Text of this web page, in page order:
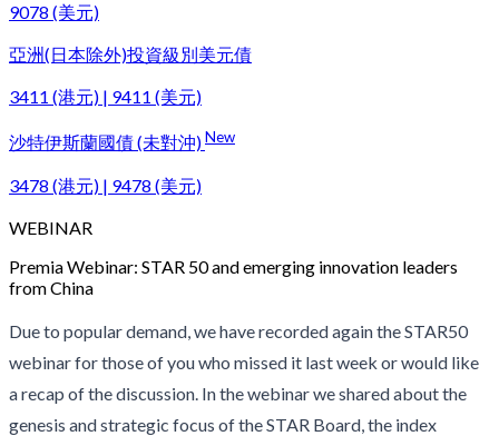
9078 (美元)
亞洲(日本除外)投資級別美元債
3411 (港元) | 9411 (美元)
沙特伊斯蘭國債 (未對沖)New
3478 (港元) | 9478 (美元)
WEBINAR
Premia Webinar: STAR 50 and emerging innovation leaders
from China
Due to popular demand, we have recorded again the STAR50
webinar for those of you who missed it last week or would like
a recap of the discussion. In the webinar we shared about the
genesis and strategic focus of the STAR Board, the index